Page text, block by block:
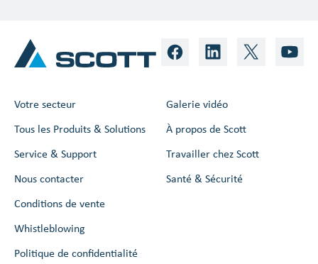
Votre secteur
Tous les Produits & Solutions
Service & Support
Nous contacter
Galerie vidéo
À propos de Scott
Travailler chez Scott
Santé & Sécurité
Conditions de vente
Whistleblowing
Politique de confidentialité